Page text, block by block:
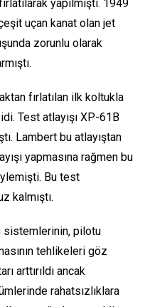
yapılmıştı. 1949
uçan kanat olan jet
zorunlu olarak
fırlatılan ilk koltukla
Test atlayışı XP-61B
Lambert bu atlayıştan
yapmasına rağmen bu
Bu test
kalmıştı.
sistemlerinin, pilotu
tehlikeleri göz
arttırıldı ancak
rahatsızlıklara